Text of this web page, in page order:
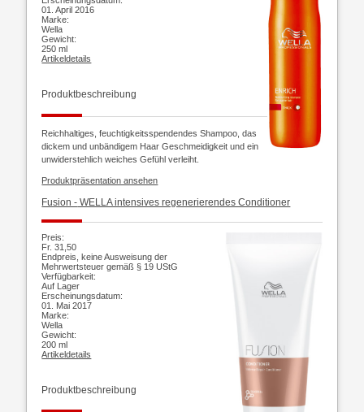
01. April 2016
Marke:
Wella
Gewicht:
250 ml
Artikeldetails
Produktbeschreibung
Reichhaltiges, feuchtigkeitsspendendes Shampoo, das
dickem und unbändigem Haar Geschmeidigkeit und ein
unwiderstehlich weiches Gefühl verleiht.
Produktpräsentation ansehen
Fusion - WELLA intensives regenerierendes Conditioner
Preis:
Fr. 31,50
Endpreis, keine Ausweisung der
Mehrwertsteuer gemäß § 19 UStG
Verfügbarkeit:
Auf Lager
Erscheinungsdatum:
01. Mai 2017
Marke:
Wella
Gewicht:
200 ml
Artikeldetails
Produktbeschreibung